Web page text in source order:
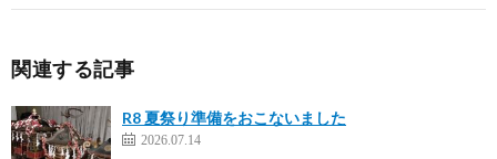
関連する記事
R8 夏祭り準備をおこないました
2026.07.14